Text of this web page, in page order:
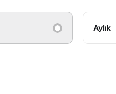
Aylık